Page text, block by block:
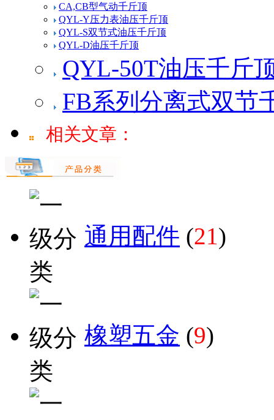
CA,CB型气动千斤顶
QYL-Y压力表油压千斤顶
QYL-S双节式油压千斤顶
QYL-D油压千斤顶
QYL-50T油压千斤
FB系列分离式双节
相关文章：
通用配件 (21)
橡塑五金 (9)